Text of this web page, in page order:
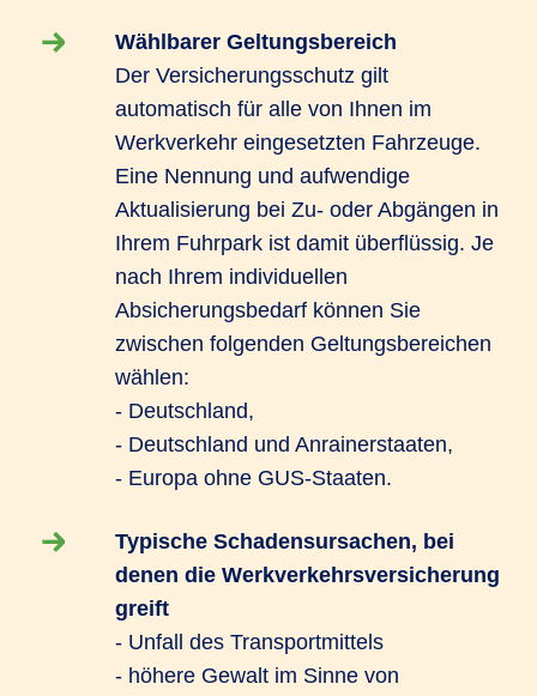
Wählbarer Geltungsbereich
Der Versicherungsschutz gilt
automatisch für alle von Ihnen im
Werkverkehr eingesetzten Fahrzeuge.
Eine Nennung und aufwendige
Aktualisierung bei Zu- oder Abgängen in
Ihrem Fuhrpark ist damit überflüssig. Je
nach Ihrem individuellen
Absicherungsbedarf können Sie
zwischen folgenden Geltungsbereichen
wählen:
- Deutschland,
- Deutschland und Anrainerstaaten,
- Europa ohne GUS-Staaten.
Typische Schadensursachen, bei
denen die Werkverkehrsversicherung
greift
- Unfall des Transportmittels
- höhere Gewalt im Sinne von